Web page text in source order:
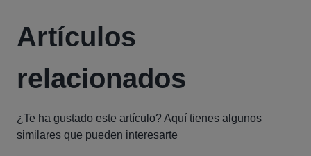
Artículos
relacionados
¿Te ha gustado este artículo? Aquí tienes algunos
similares que pueden interesarte